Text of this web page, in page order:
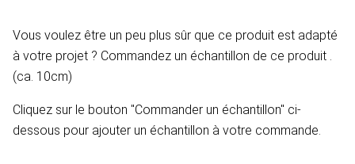
Vous voulez être un peu plus sûr que ce produit est adapté
à votre projet ? Commandez un échantillon de ce produit .
(ca. 10cm)
Cliquez sur le bouton "Commander un échantillon" ci-
dessous pour ajouter un échantillon à votre commande.